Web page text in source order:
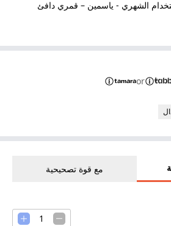
الشهري - ياسمين – قمري دافئ
or
مع قوة تصحيحية
1